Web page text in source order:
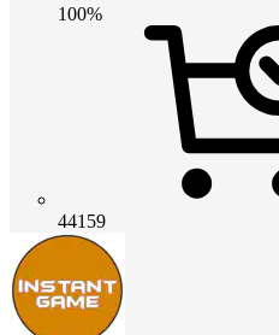
100%
44159